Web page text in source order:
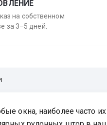
на собственном
за 3–5 дней.
окна, наиболее часто